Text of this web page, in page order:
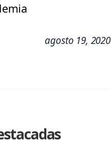
agosto 19, 2020